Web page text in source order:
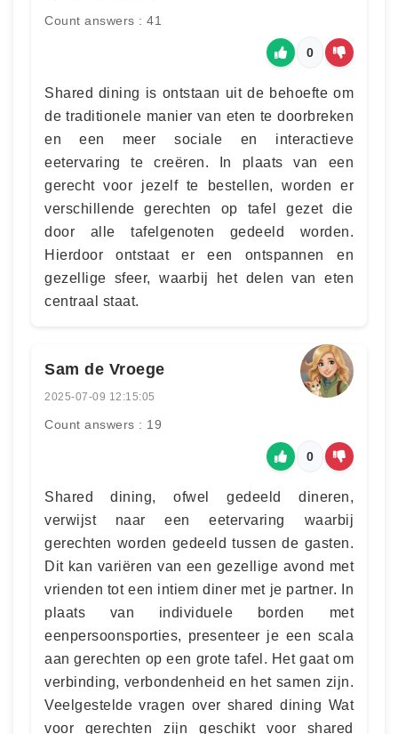
Count answers : 41
0
Shared dining is ontstaan uit de behoefte om
de traditionele manier van eten te doorbreken
en een meer sociale en interactieve
eetervaring te creëren. In plaats van een
gerecht voor jezelf te bestellen, worden er
verschillende gerechten op tafel gezet die
door alle tafelgenoten gedeeld worden.
Hierdoor ontstaat er een ontspannen en
gezellige sfeer, waarbij het delen van eten
centraal staat.
Sam de Vroege
2025-07-09 12:15:05
Count answers : 19
0
Shared dining, ofwel gedeeld dineren,
verwijst naar een eetervaring waarbij
gerechten worden gedeeld tussen de gasten.
Dit kan variëren van een gezellige avond met
vrienden tot een intiem diner met je partner. In
plaats van individuele borden met
eenpersoonsporties, presenteer je een scala
aan gerechten op een grote tafel. Het gaat om
verbinding, verbondenheid en het samen zijn.
Veelgestelde vragen over shared dining Wat
voor gerechten zijn geschikt voor shared